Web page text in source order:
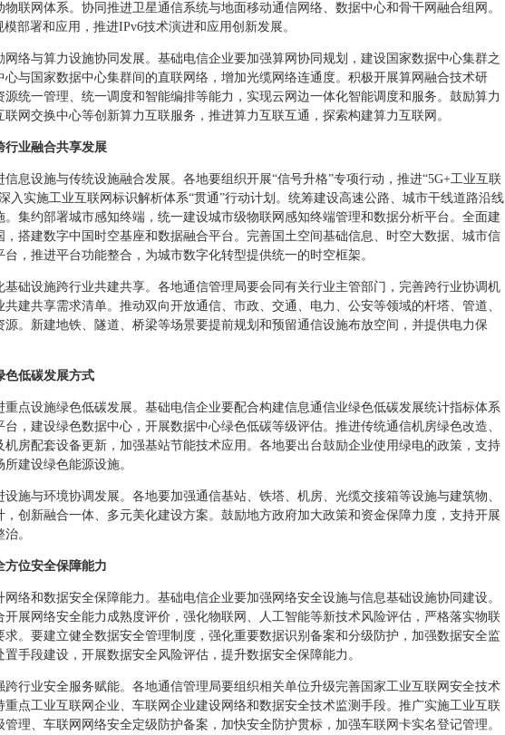
物联网体系。协同推进卫星通信系统与地面移动通信网络、数据中心和骨干网融合组网。
部署和应用，推进IPv6技术演进和应用创新发展。
网络与算力设施协同发展。基础电信企业要加强算网协同规划，建设国家数据中心集群之
心与国家数据中心集群间的直联网络，增加光缆网络连通度。积极开展算网融合技术研
源统一管理、统一调度和智能编排等能力，实现云网边一体化智能调度和服务。鼓励算力
联网交换中心等创新算力互联服务，推进算力互联互通，探索构建算力互联网。
行业融合共享发展
信息设施与传统设施融合发展。各地要组织开展“信号升格”专项行动，推进“5G+工业互联
入实施工业互联网标识解析体系“贯通”行动计划。统筹建设高速公路、城市干线道路沿线
。集约部署城市感知终端，统一建设城市级物联网感知终端管理和数据分析平台。全面建
，搭建数字中国时空基座和数据融合平台。完善国土空间基础信息、时空大数据、城市信
台，推进平台功能整合，为城市数字化转型提供统一的时空框架。
基础设施跨行业共建共享。各地通信管理局要会同有关行业主管部门，完善跨行业协调机
共建共享需求清单。推动双向开放通信、市政、交通、电力、公安等领域的杆塔、管道、
源。新建地铁、隧道、桥梁等场景要提前规划和预留通信设施布放空间，并提供电力保
色低碳发展方式
重点设施绿色低碳发展。基础电信企业要配合构建信息通信业绿色低碳发展统计指标体系
台，建设绿色数据中心，开展数据中心绿色低碳等级评估。推进传统通信机房绿色改造、
机房配套设备更新，加强基站节能技术应用。各地要出台鼓励企业使用绿电的政策，支持
建设绿色能源设施。
设施与环境协调发展。各地要加强通信基站、铁塔、机房、光缆交接箱等设施与建筑物、
，创新融合一体、多元美化建设方案。鼓励地方政府加大政策和资金保障力度，支持开展
。
方位安全保障能力
网络和数据安全保障能力。基础电信企业要加强网络安全设施与信息基础设施协同建设。
开展网络安全能力成熟度评价，强化物联网、人工智能等新技术风险评估，严格落实物联
求。要建立健全数据安全管理制度，强化重要数据识别备案和分级防护，加强数据安全监
手段建设，开展数据安全风险评估，提升数据安全保障能力。
跨行业安全服务赋能。各地通信管理局要组织相关单位升级完善国家工业互联网安全技术
重点工业互联网企业、车联网企业建设网络和数据安全技术监测手段。推广实施工业互联
管理、车联网网络安全定级防护备案，加快安全防护贯标，加强车联网卡实名登记管理。